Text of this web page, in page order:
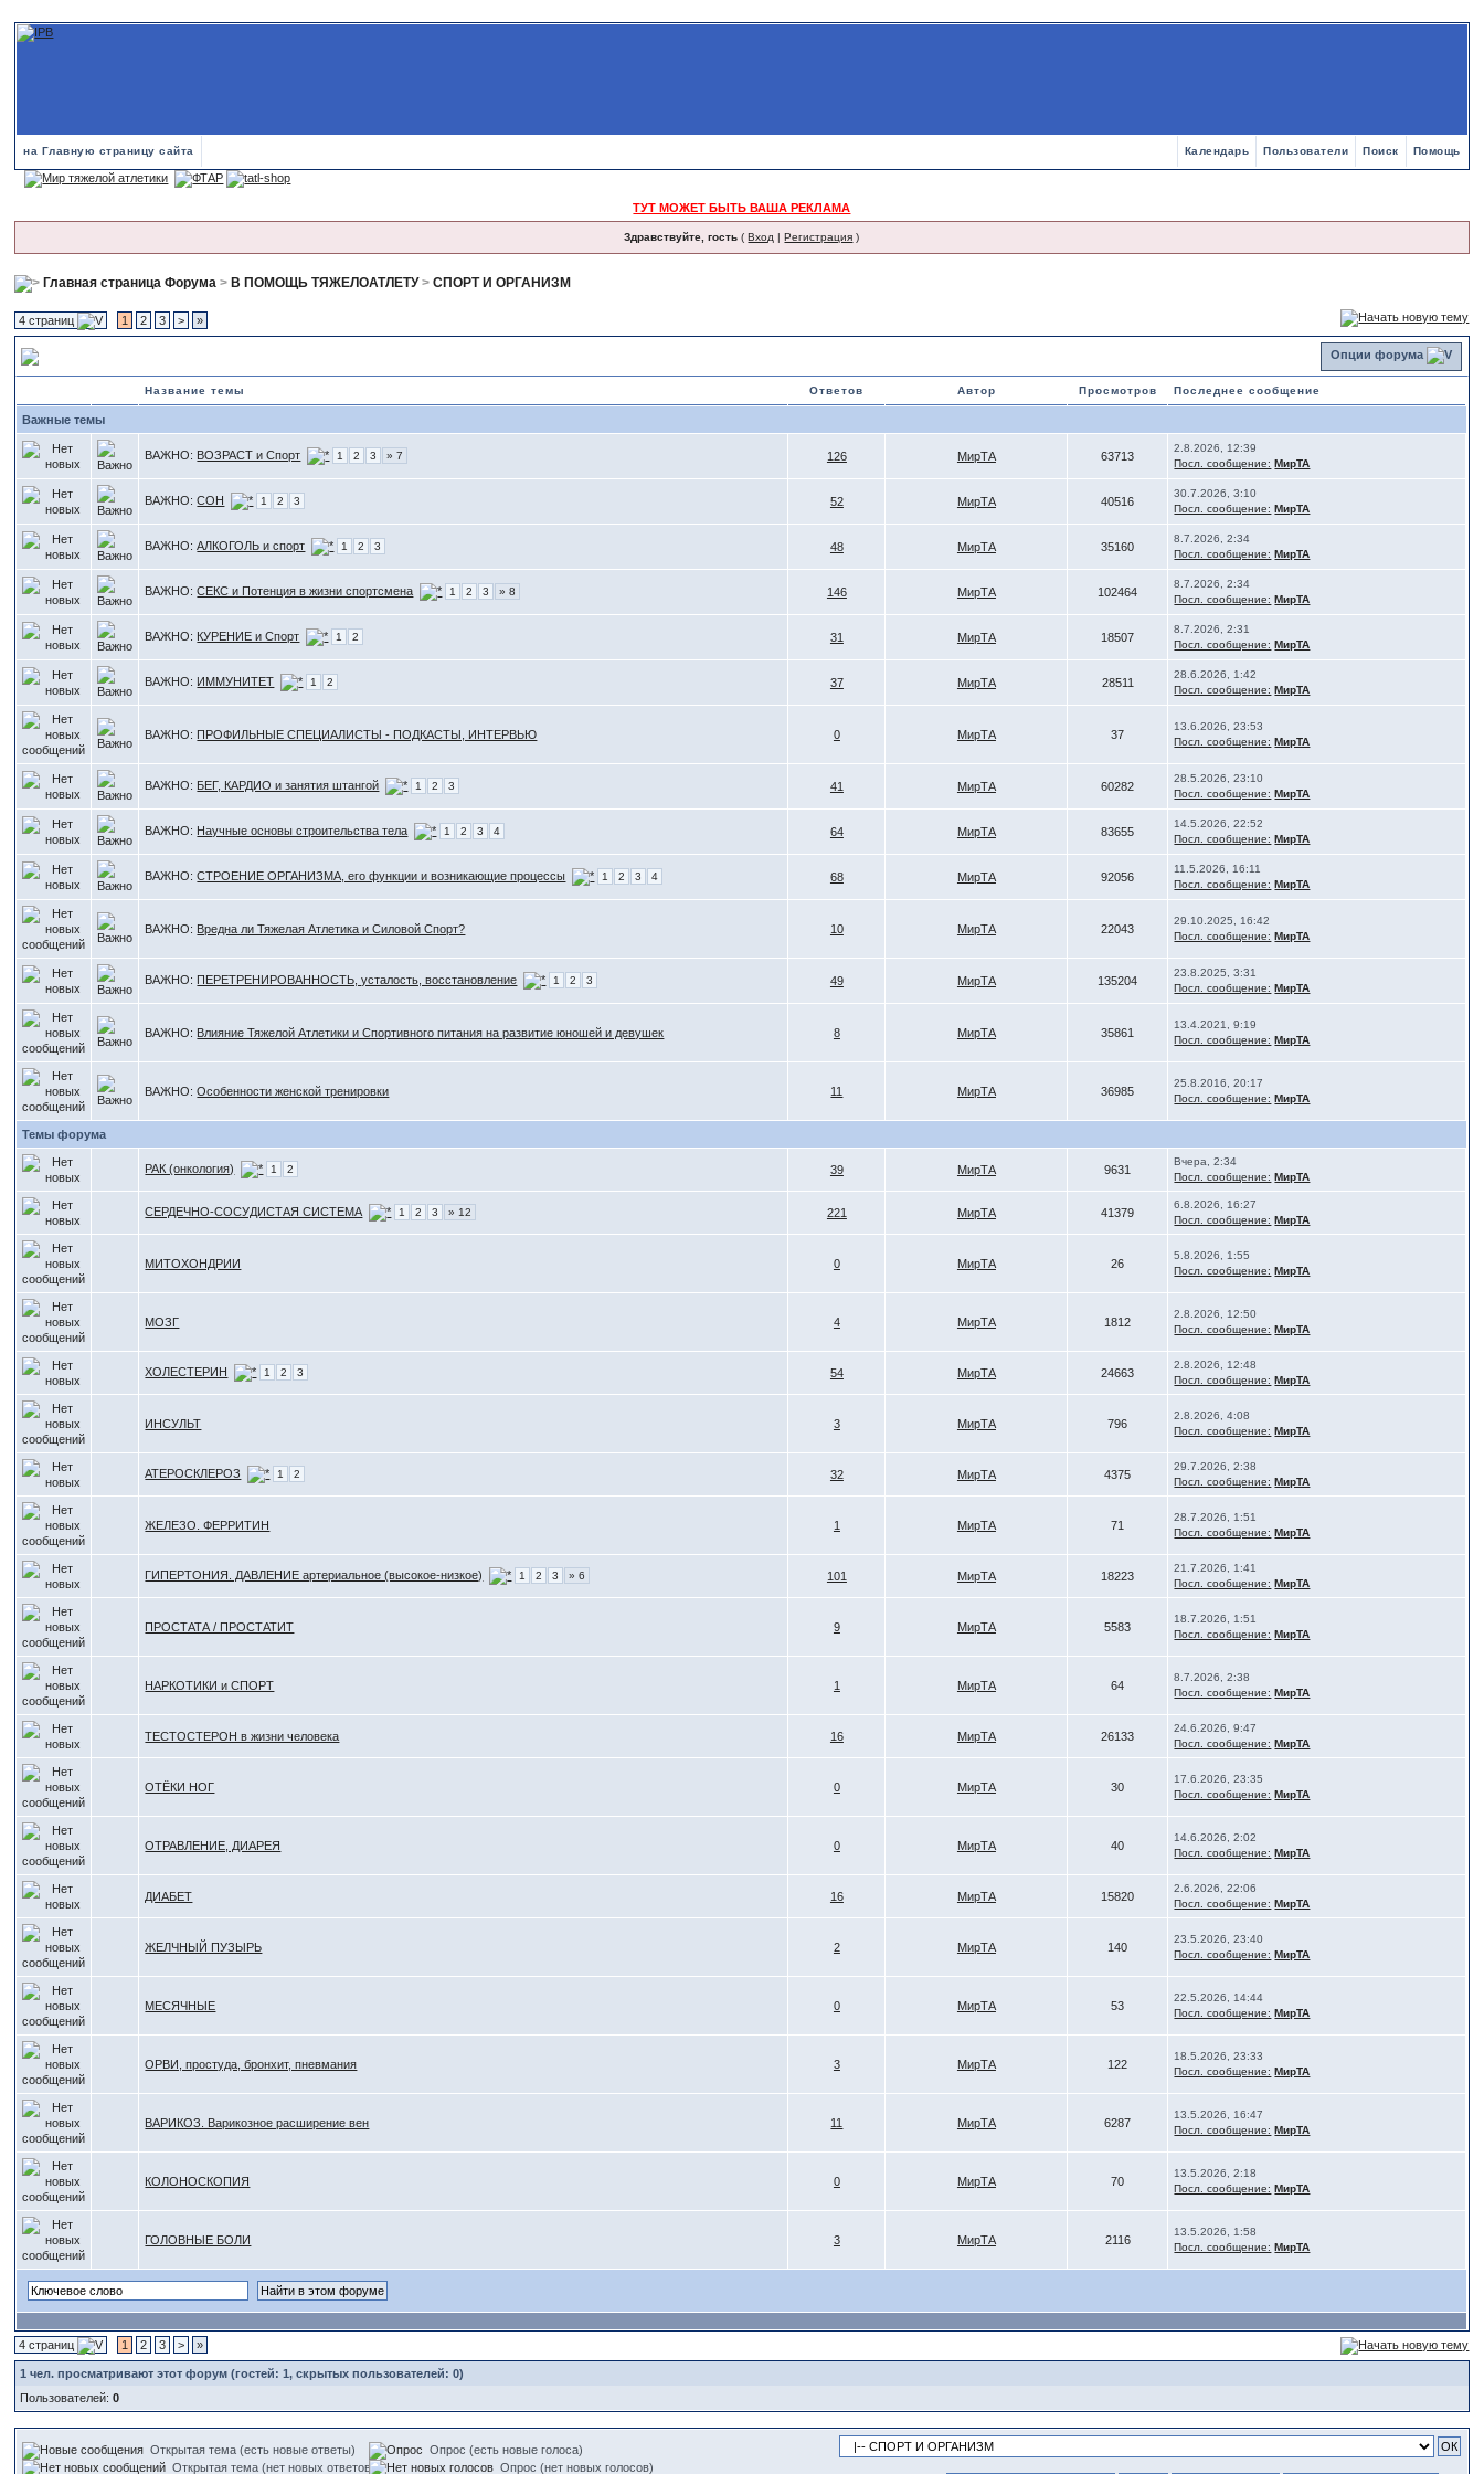
на Главную страницу сайта Помощь
Поиск
Пользователи
Календарь
ТУТ МОЖЕТ БЫТЬ ВАША РЕКЛАМА
Здравствуйте, гость (Вход |Регистрация )
Главная страница Форума > В ПОМОЩЬ ТЯЖЕЛОАТЛЕТУ>СПОРТ И ОРГАНИЗМ
4 страниц 1 2 3 > »
Опции форума
Название темы Ответов Автор Просмотров Последнее сообщение
Важные темы
ВАЖНО: ВОЗРАСТ и Спорт 1 2 3 » 7 126 МирТА 63713
2.8.2026, 12:39
Посл. сообщение: МирТА
ВАЖНО:СОН 1 2 3 52 МирТА 40516
30.7.2026, 3:10
Посл. сообщение: МирТА
ВАЖНО:АЛКОГОЛЬ и спорт 1 2 3 48 МирТА 35160
8.7.2026, 2:34
Посл. сообщение: МирТА
ВАЖНО:СЕКС и Потенция в жизни спортсмена 1 2 3 » 8 146 МирТА 102464
8.7.2026, 2:34
Посл. сообщение: МирТА
ВАЖНО: КУРЕНИЕ и Спорт 1 2 31 МирТА 18507
8.7.2026, 2:31
Посл. сообщение: МирТА
ВАЖНО: ИММУНИТЕТ 1 2 37 МирТА 28511
28.6.2026, 1:42
Посл. сообщение: МирТА
ВАЖНО:ПРОФИЛЬНЫЕ СПЕЦИАЛИСТЫ - ПОДКАСТЫ, ИНТЕРВЬЮ 0 МирТА 37
13.6.2026, 23:53
Посл. сообщение: МирТА
ВАЖНО: БЕГ, КАРДИО и занятия штангой 1 2 3 41 МирТА 60282
28.5.2026, 23:10
Посл. сообщение: МирТА
ВАЖНО: Научные основы строительства тела 1 2 3 4 64 МирТА 83655
14.5.2026, 22:52
Посл. сообщение: МирТА
ВАЖНО:СТРОЕНИЕ ОРГАНИЗМА, его функции и возникающие процессы 1 2 3 4 68 МирТА 92056
11.5.2026, 16:11
Посл. сообщение: МирТА
ВАЖНО: Вредна ли Тяжелая Атлетика и Силовой Спорт? 10 МирТА 22043
29.10.2025, 16:42
Посл. сообщение: МирТА
ВАЖНО:ПЕРЕТРЕНИРОВАННОСТЬ, усталость, восстановление 1 2 3 49 МирТА 135204
23.8.2025, 3:31
Посл. сообщение: МирТА
ВАЖНО: Влияние Тяжелой Атлетики и Спортивного питания на развитие юношей и девушек 8 МирТА 35861
13.4.2021, 9:19
Посл. сообщение: МирТА
ВАЖНО:Особенности женской тренировки 11 МирТА 36985
25.8.2016, 20:17
Посл. сообщение: МирТА
Темы форума
РАК (онкология) 1 2 39 МирТА 9631
Вчера, 2:34
Посл. сообщение: МирТА
СЕРДЕЧНО-СОСУДИСТАЯ СИСТЕМА 1 2 3 » 12 221 МирТА 41379
6.8.2026, 16:27
Посл. сообщение: МирТА
МИТОХОНДРИИ 0 МирТА 26
5.8.2026, 1:55
Посл. сообщение: МирТА
МОЗГ 4 МирТА 1812
2.8.2026, 12:50
Посл. сообщение: МирТА
ХОЛЕСТЕРИН 1 2 3 54 МирТА 24663
2.8.2026, 12:48
Посл. сообщение: МирТА
ИНСУЛЬТ 3 МирТА 796
2.8.2026, 4:08
Посл. сообщение: МирТА
АТЕРОСКЛЕРОЗ 1 2 32 МирТА 4375
29.7.2026, 2:38
Посл. сообщение: МирТА
ЖЕЛЕЗО. ФЕРРИТИН 1 МирТА 71
28.7.2026, 1:51
Посл. сообщение: МирТА
ГИПЕРТОНИЯ. ДАВЛЕНИЕ артериальное (высокое-низкое) 1 2 3 » 6 101 МирТА 18223
21.7.2026, 1:41
Посл. сообщение: МирТА
ПРОСТАТА / ПРОСТАТИТ 9 МирТА 5583
18.7.2026, 1:51
Посл. сообщение: МирТА
НАРКОТИКИ и СПОРТ 1 МирТА 64
8.7.2026, 2:38
Посл. сообщение: МирТА
ТЕСТОСТЕРОН в жизни человека 16 МирТА 26133
24.6.2026, 9:47
Посл. сообщение: МирТА
ОТЁКИ НОГ 0 МирТА 30
17.6.2026, 23:35
Посл. сообщение: МирТА
ОТРАВЛЕНИЕ, ДИАРЕЯ 0 МирТА 40
14.6.2026, 2:02
Посл. сообщение: МирТА
ДИАБЕТ 16 МирТА 15820
2.6.2026, 22:06
Посл. сообщение: МирТА
ЖЕЛЧНЫЙ ПУЗЫРЬ 2 МирТА 140
23.5.2026, 23:40
Посл. сообщение: МирТА
МЕСЯЧНЫЕ 0 МирТА 53
22.5.2026, 14:44
Посл. сообщение: МирТА
ОРВИ, простуда, бронхит, пневмания 3 МирТА 122
18.5.2026, 23:33
Посл. сообщение: МирТА
ВАРИКОЗ. Варикозное расширение вен 11 МирТА 6287
13.5.2026, 16:47
Посл. сообщение: МирТА
КОЛОНОСКОПИЯ 0 МирТА 70
13.5.2026, 2:18
Посл. сообщение: МирТА
ГОЛОВНЫЕ БОЛИ 3 МирТА 2116
13.5.2026, 1:58
Посл. сообщение: МирТА
4 страниц 1 2 3 > »
1 чел. просматривают этот форум (гостей: 1, скрытых пользователей: 0)
Пользователей:0
Открытая тема (есть новые ответы)
Открытая тема (нет новых ответов)
Опрос (есть новые голоса)
Опрос (нет новых голосов)